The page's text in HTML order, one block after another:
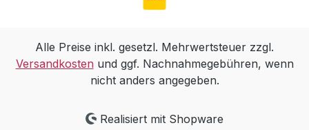
Alle Preise inkl. gesetzl. Mehrwertsteuer zzgl.
Versandkostenund ggf. Nachnahmegebühren, wenn
nicht anders angegeben.
Realisiert mit Shopware